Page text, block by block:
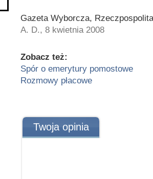
Gazeta Wyborcza,
A. D., 8 kwietnia 2008
Zobacz też:
Spór o emerytury pomostowe
Rozmowy płacowe
Twoja opinia